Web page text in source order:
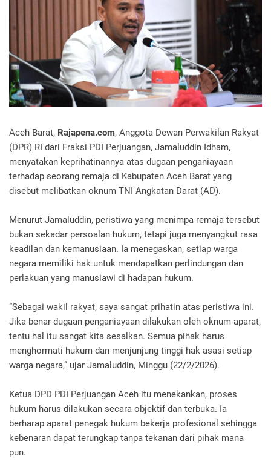
Aceh Barat, Rajapena.com, Anggota Dewan Perwakilan Rakyat
(DPR) RI dari Fraksi PDI Perjuangan, Jamaluddin Idham,
menyatakan keprihatinannya atas dugaan penganiayaan
terhadap seorang remaja di Kabupaten Aceh Barat yang
disebut melibatkan oknum TNI Angkatan Darat (AD).
Menurut Jamaluddin, peristiwa yang menimpa remaja tersebut
bukan sekadar persoalan hukum, tetapi juga menyangkut rasa
keadilan dan kemanusiaan. Ia menegaskan, setiap warga
negara memiliki hak untuk mendapatkan perlindungan dan
perlakuan yang manusiawi di hadapan hukum.
“Sebagai wakil rakyat, saya sangat prihatin atas peristiwa ini.
Jika benar dugaan penganiayaan dilakukan oleh oknum aparat,
tentu hal itu sangat kita sesalkan. Semua pihak harus
menghormati hukum dan menjunjung tinggi hak asasi setiap
warga negara,” ujar Jamaluddin, Minggu (22/2/2026).
Ketua DPD PDI Perjuangan Aceh itu menekankan, proses
hukum harus dilakukan secara objektif dan terbuka. Ia
berharap aparat penegak hukum bekerja profesional sehingga
kebenaran dapat terungkap tanpa tekanan dari pihak mana
pun.